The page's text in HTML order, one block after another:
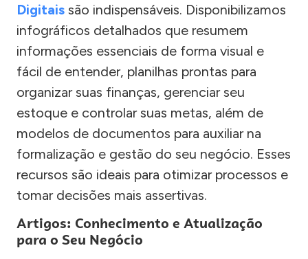
Digitais são indispensáveis. Disponibilizamos
infográficos detalhados que resumem
informações essenciais de forma visual e
fácil de entender, planilhas prontas para
organizar suas finanças, gerenciar seu
estoque e controlar suas metas, além de
modelos de documentos para auxiliar na
formalização e gestão do seu negócio. Esses
recursos são ideais para otimizar processos e
tomar decisões mais assertivas.
Artigos: Conhecimento e Atualização
para o Seu Negócio